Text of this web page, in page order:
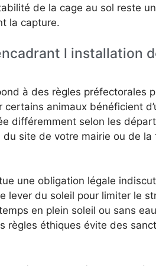
de la cage au sol reste
la capture.
l installation
à des règles préfectorales
certains animaux bénéficient
différemment selon les
du site de votre mairie ou de
une obligation légale
lever du soleil pour limiter le
en plein soleil ou sans
règles éthiques évite des